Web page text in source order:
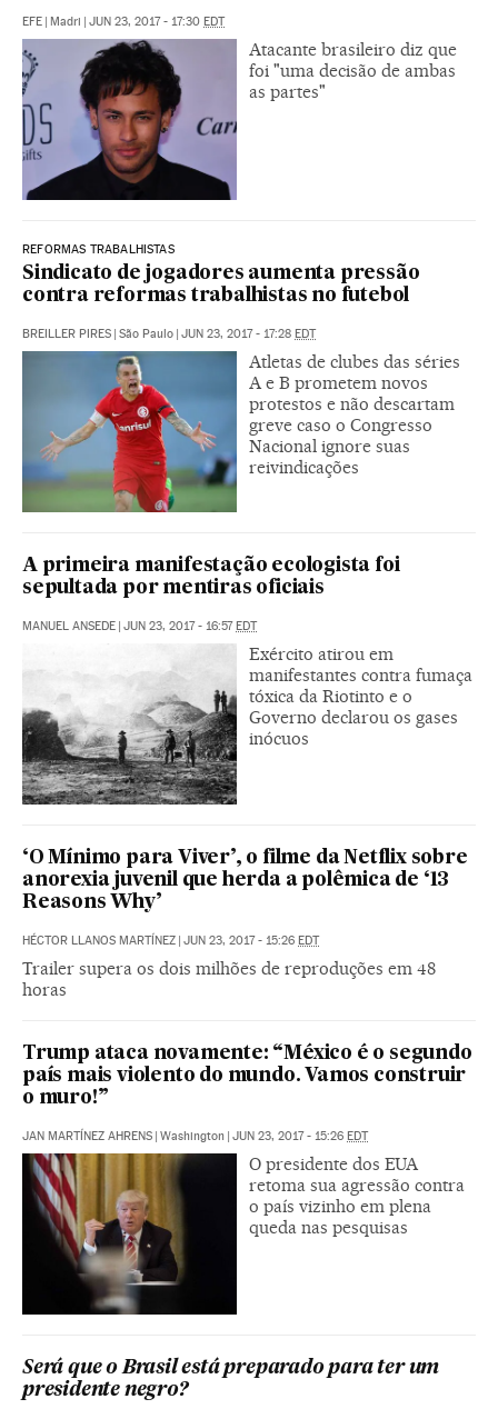
EFE | Madri | JUN 23, 2017 - 17:30 EDT
Atacante brasileiro diz que
foi "uma decisão de ambas
as partes"
REFORMAS TRABALHISTAS
Sindicato de jogadores aumenta pressão
contra reformas trabalhistas no futebol
BREILLER PIRES | São Paulo | JUN 23, 2017 - 17:28 EDT
Atletas de clubes das séries
A e B prometem novos
protestos e não descartam
greve caso o Congresso
Nacional ignore suas
reivindicações
A primeira manifestação ecologista foi
sepultada por mentiras oficiais
MANUEL ANSEDE | JUN 23, 2017 - 16:57EDT
Exército atirou em
manifestantes contra fumaça
tóxica da Riotinto e o
Governo declarou os gases
inócuos
‘O Mínimo para Viver’, o filme da Netflix sobre
anorexia juvenil que herda a polêmica de ‘13
Reasons Why’
HÉCTOR LLANOS MARTÍNEZ | JUN 23, 2017 - 15:26 EDT
Trailer supera os dois milhões de reproduções em 48
horas
Trump ataca novamente: “México é o segundo
país mais violento do mundo. Vamos construir
o muro!”
JAN MARTÍNEZ AHRENS | Washington | JUN 23, 2017 - 15:26 EDT
O presidente dos EUA
retoma sua agressão contra
o país vizinho em plena
queda nas pesquisas
Será que o Brasil está preparado para ter um
presidente negro?